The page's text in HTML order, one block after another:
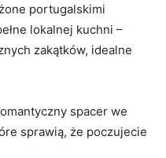
portugalskimi
lokalnej kuchni –
zakątków, idealne
spacer we
sprawią, że poczujecie